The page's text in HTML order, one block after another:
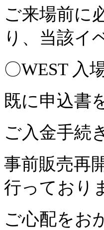
ご来場前に
り、当該イ
〇WEST 入
既に申込書
ご入金手続
事前販売再
行っており
ご心配をお